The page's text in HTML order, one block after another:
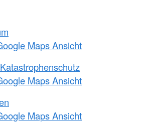
Maps Ansicht
Maps Ansicht
Maps Ansicht